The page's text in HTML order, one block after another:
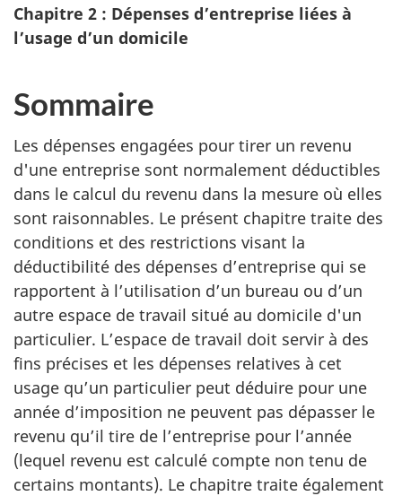
Chapitre 2 : Dépenses d’entreprise liées à
l’usage d’un domicile
Sommaire
Les dépenses engagées pour tirer un revenu
d'une entreprise sont normalement déductibles
dans le calcul du revenu dans la mesure où elles
sont raisonnables. Le présent chapitre traite des
conditions et des restrictions visant la
déductibilité des dépenses d’entreprise qui se
rapportent à l’utilisation d’un bureau ou d’un
autre espace de travail situé au domicile d'un
particulier. L’espace de travail doit servir à des
fins précises et les dépenses relatives à cet
usage qu’un particulier peut déduire pour une
année d’imposition ne peuvent pas dépasser le
revenu qu’il tire de l’entreprise pour l’année
(lequel revenu est calculé compte non tenu de
certains montants). Le chapitre traite également